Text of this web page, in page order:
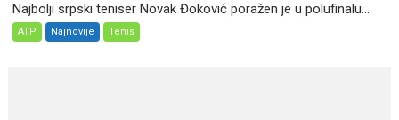
Najbolji srpski teniser Novak Đoković poražen je u polufinalu...
ATP Najnovije Tenis